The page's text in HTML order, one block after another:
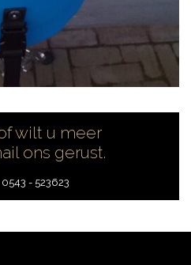
wilt u meer
ons gerust.
0543 - 523623